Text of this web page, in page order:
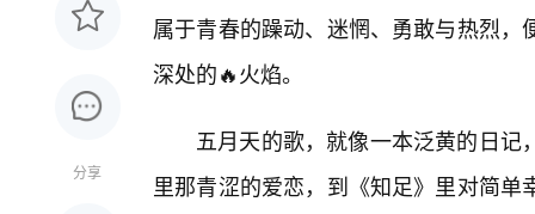
分享
属于青春的躁动、迷惘、勇敢与热烈
深处的🔥火焰。
五月天的歌，就像一本泛黄的日
里那青涩的爱恋，到《知足》里对简